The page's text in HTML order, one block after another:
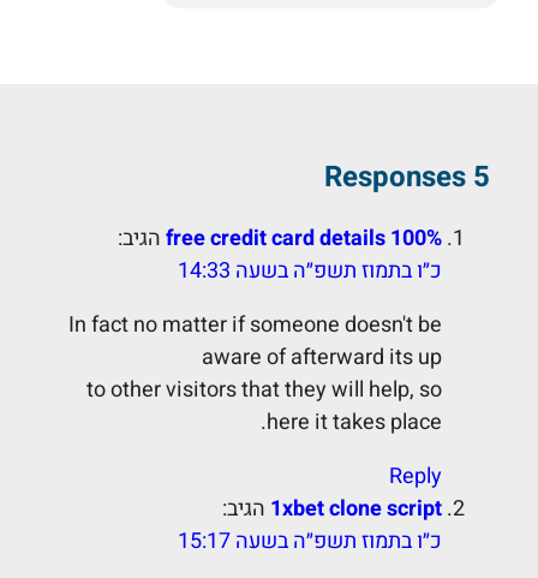
5 Responses
100% free credit card details
הגיב:
כ״ו בתמוז תשפ״ה בשעה 14:33
In fact no matter if someone doesn't be
aware of afterward its up
to other visitors that they will help, so
here it takes place.
Reply
1xbet clone script הגיב:
כ״ו בתמוז תשפ״ה בשעה 15:17